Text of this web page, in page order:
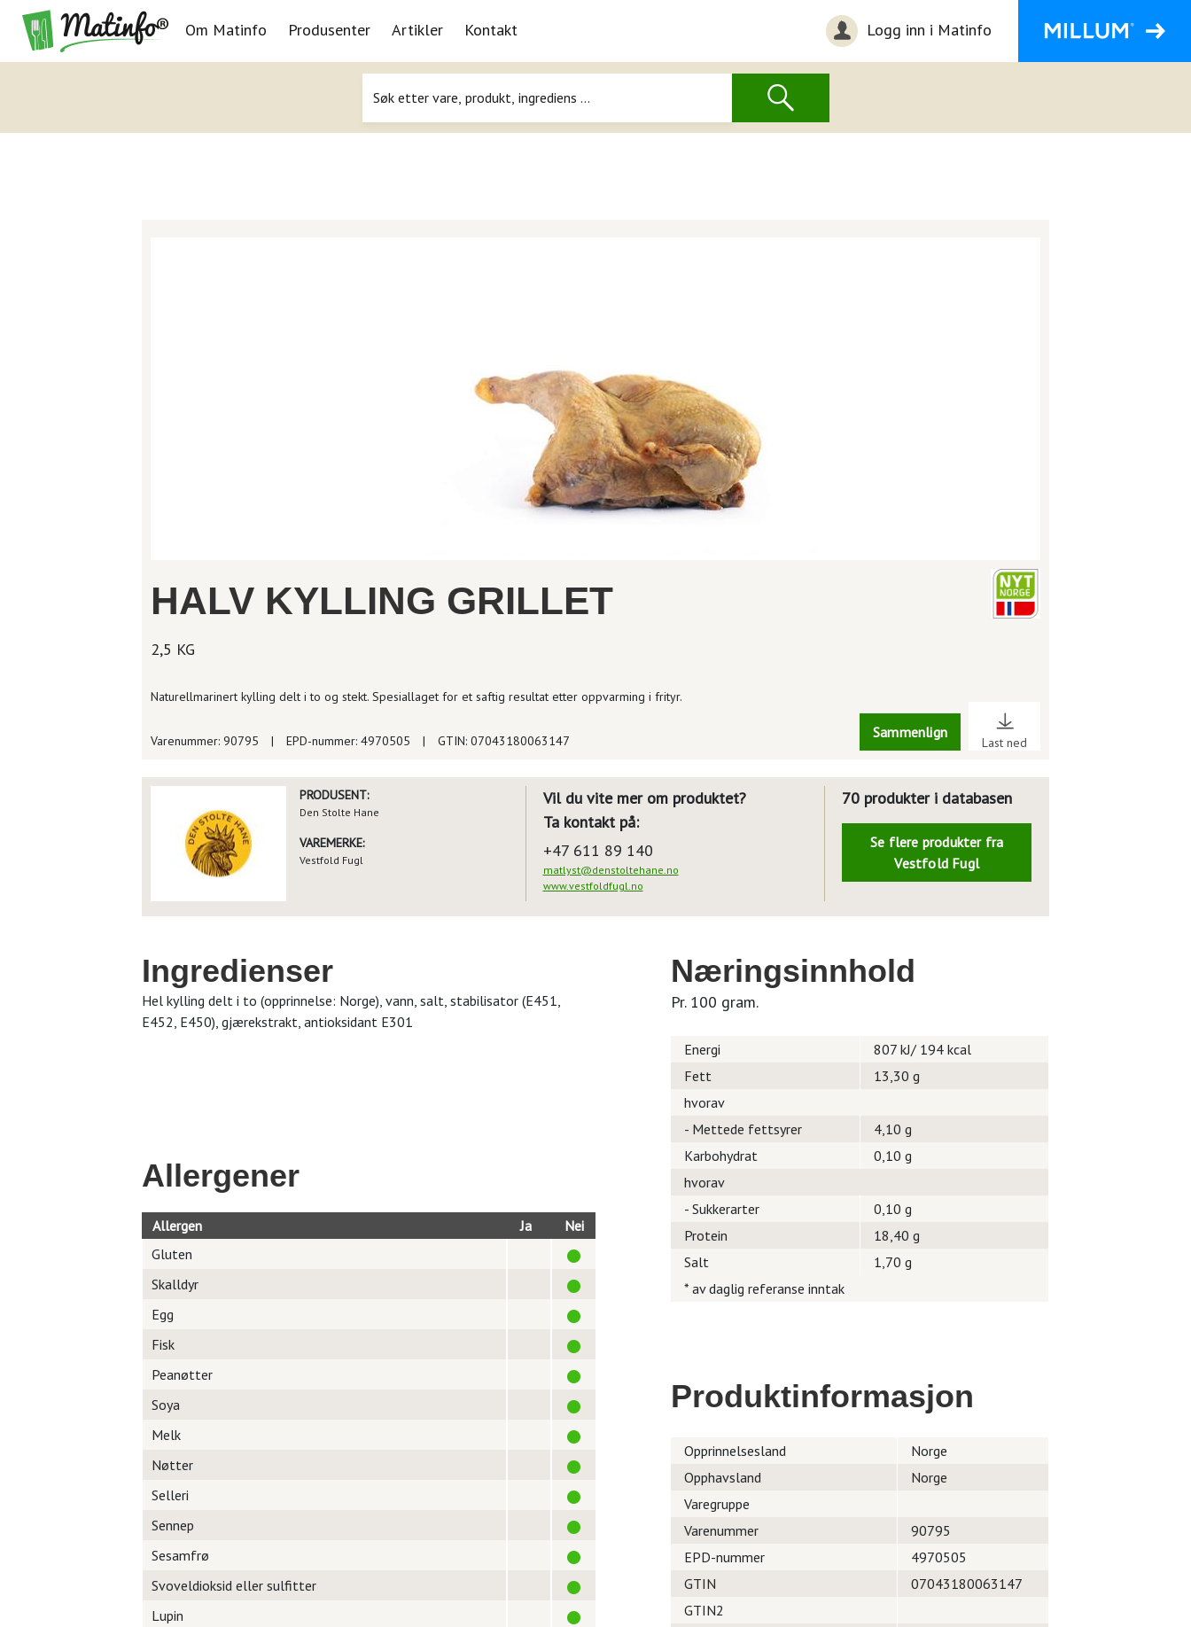
Navigasjon
Om Matinfo Produsenter Artikler Kontakt Logg inn i Matinfo
HALV KYLLING GRILLET
2,5 KG
Naturellmarinert kylling delt i to og stekt. Spesiallaget for et saftig resultat etter oppvarming i frityr.
Sammenlign
Last ned
Varenummer: 90795 | EPD-nummer: 4970505 | GTIN: 07043180063147
PRODUSENT:
Den Stolte Hane
VAREMERKE:
Vestfold Fugl
Vil du vite mer om produktet?
Ta kontakt på:
+47 611 89 140
matlyst@denstoltehane.no
www.vestfoldfugl.no
70 produkter i databasen
Se flere produkter fra
Vestfold Fugl
Ingredienser
Hel kylling delt i to (opprinnelse: Norge), vann, salt, stabilisator (E451,
E452, E450), gjærekstrakt, antioksidant E301
Allergener
Allergen Ja
Nei
Gluten
Skalldyr
Egg
Fisk
Peanøtter
Soya
Melk
Nøtter
Selleri
Sennep
Sesamfrø
Svoveldioksid eller sulfitter
Lupin
Næringsinnhold
Pr. 100 gram.
Energi
807 kJ/ 194 kcal
Fett
13,30 g
hvorav
- Mettede fettsyrer
4,10 g
Karbohydrat
0,10 g
hvorav
- Sukkerarter
0,10 g
Protein
18,40 g
Salt
1,70 g
* av daglig referanse inntak
Produktinformasjon
Opprinnelsesland
Norge
Opphavsland
Norge
Varegruppe
Varenummer
90795
EPD-nummer
4970505
GTIN
07043180063147
GTIN2